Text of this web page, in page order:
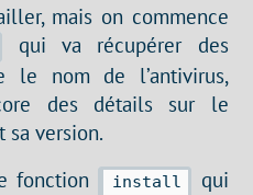
mais on commence
qui va récupérer des
le nom de l’antivirus,
des détails sur le
sa version.
fonction
install
qui